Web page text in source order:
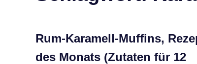
Rum-Karamell-Muffins,
des Monats (Zutaten für 12